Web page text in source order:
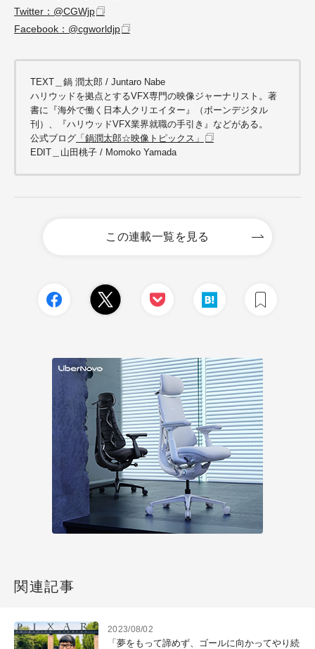
Twitter：@CGWjp
Facebook：@cgworldjp
TEXT＿鍋 潤太郎 / Juntaro Nabe
ハリウッドを拠点とするVFX専門の映像ジャーナリスト。 著
書に『海外で働く日本人クリエイター』（ボーンデジタル
刊）、『ハリウッドVFX業界就職の手引き』などがある。
公式ブログ 「鍋潤太郎☆映像トピックス」
EDIT＿山田桃子 / Momoko Yamada
この連載一覧を見る
関連記事
2023/08/02
「夢をもって諦めず、ゴールに向かってやり続